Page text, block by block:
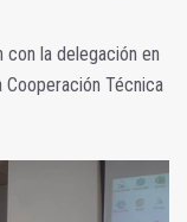
la delegación en
Cooperación Técnica